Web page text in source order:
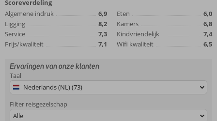
Scoreverdeling
Algemene indruk
6,9
Ligging
8,2
Service
7,3
Prijs/kwaliteit
7,1
Eten
6,0
Kamers
6,8
Kindvriendelijk
7,4
Wifi kwaliteit
6,5
Ervaringen van onze klanten
Taal
Nederlands (NL) (73)
Filter reisgezelschap
Alle